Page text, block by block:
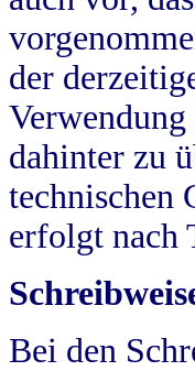
der
dahinter zu
technischen
erfolgt nach
Bei den